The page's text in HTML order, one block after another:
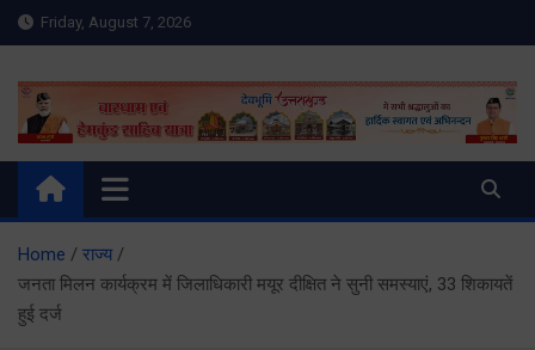
Skip
to
Friday, August 7, 2026
Meru Raibar | Uttarakhand
News | Uttarkashi News
meruraibar.com
Home
राज्य
जनता मिलन कार्यक्रम में जिलाधिकारी मयूर दीक्षित ने सुनी समस्याएं, 33 शिकायतें
हुई दर्ज